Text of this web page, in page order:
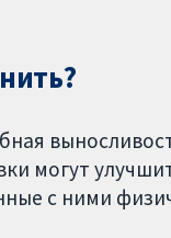
могут
с ними